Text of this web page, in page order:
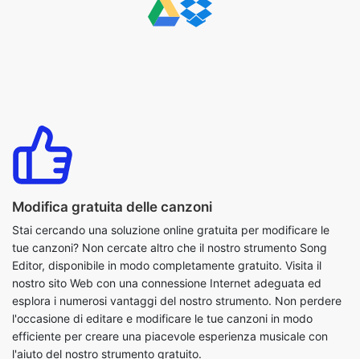
Modifica gratuita delle canzoni
Stai cercando una soluzione online gratuita per modificare le
tue canzoni? Non cercate altro che il nostro strumento Song
nostro sito Web con una connessione Internet adeguata ed
esplora i numerosi vantaggi del nostro strumento. Non perdere
l'occasione di editare e modificare le tue canzoni in modo
efficiente per creare una piacevole esperienza musicale con
l'aiuto del nostro strumento gratuito.